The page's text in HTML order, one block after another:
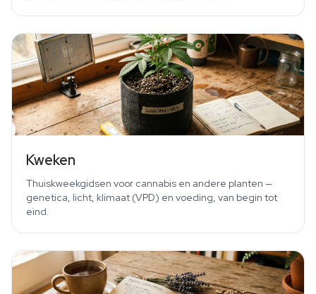
Kweken
Thuiskweekgidsen voor cannabis en andere planten —
genetica, licht, klimaat (VPD) en voeding, van begin tot
eind.